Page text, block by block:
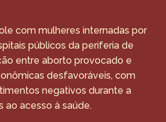
com mulheres internadas por
públicos da periferia de
entre aborto provocado e
desfavoráveis, com
negativos durante a
ao acesso à saúde.